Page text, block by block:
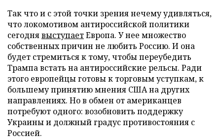
Так что и с этой точки зрения нечему удивляться,
что локомотивом антироссийской политики
сегоднявыступаетЕвропа. У нее множество
собственных причин не любить Россию. И она
будет стремиться к тому, чтобы переубедить
Трампа встать на антироссийские рельсы. Ради
этого европейцы готовы к торговым уступкам, к
большему принятию мнения США на других
направлениях. Но в обмен от американцев
потребуют одного: возобновить поддержку
Украины и должный градус противостояния с
Россией.